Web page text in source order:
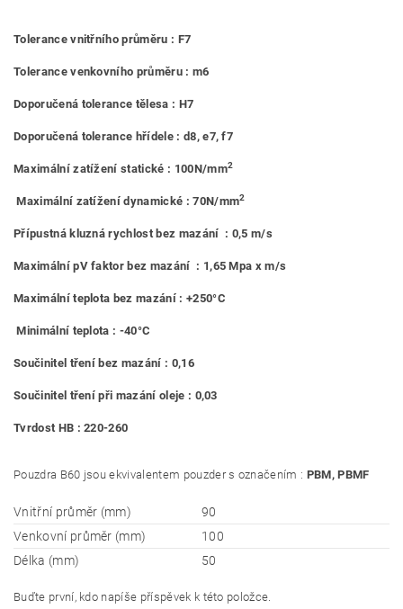
Tolerance vnitřního průměru : F7
Tolerance venkovního průměru : m6
Doporučená tolerance tělesa : H7
Doporučená tolerance hřídele : d8, e7, f7
Maximální zatížení statické : 100N/mm2
Maximální zatížení dynamické : 70N/mm2
Přípustná kluzná rychlost bez mazání : 0,5 m/s
Maximální pV faktor bez mazání : 1,65 Mpa x m/s
Maximální teplota bez mazání : +250°C
Minimální teplota : -40°C
Součinitel tření bez mazání : 0,16
Součinitel tření při mazání oleje : 0,03
Tvrdost HB : 220-260
Pouzdra B60 jsou ekvivalentem pouzder s označením : PBM, PBMF
Vnitřní průměr (mm)
90
Venkovní průměr (mm)
100
Délka (mm)
50
Buďte první, kdo napíše příspěvek k této položce.